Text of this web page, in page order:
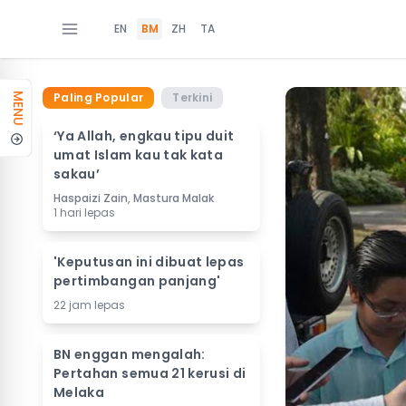
EN BM ZH TA
MENU Paling Popular Terkini
‘Ya Allah, engkau tipu duit
umat Islam kau tak kata
sakau’
Haspaizi Zain, Mastura Malak
1 hari lepas
'Keputusan ini dibuat lepas
pertimbangan panjang'
22 jam lepas
BN enggan mengalah:
Pertahan semua 21 kerusi di
Melaka